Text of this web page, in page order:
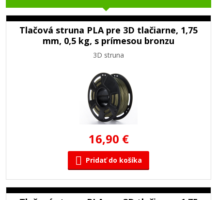
Tlačová struna PLA pre 3D tlačiarne, 1,75
mm, 0,5 kg, s prímesou bronzu
3D struna
16,90 €
Pridať do košíka